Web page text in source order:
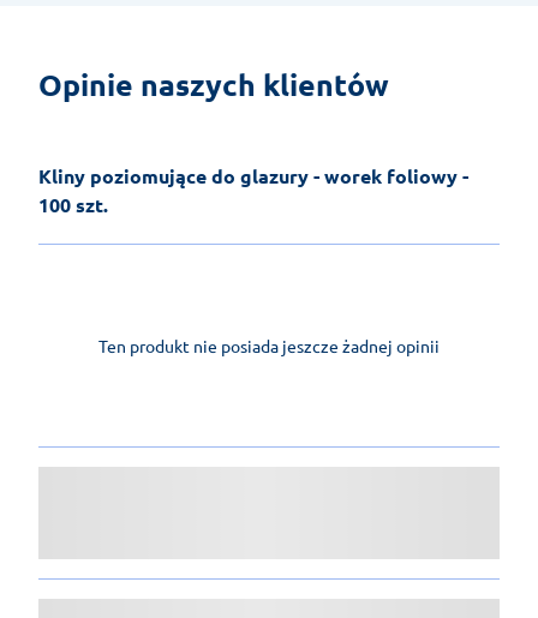
Opinie naszych klientów
Kliny poziomujące do glazury - worek foliowy -
100 szt.
Ten produkt nie posiada jeszcze żadnej opinii